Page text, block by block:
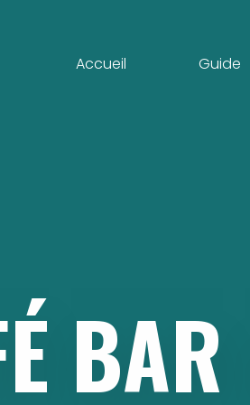
Accueil Guide
BAR